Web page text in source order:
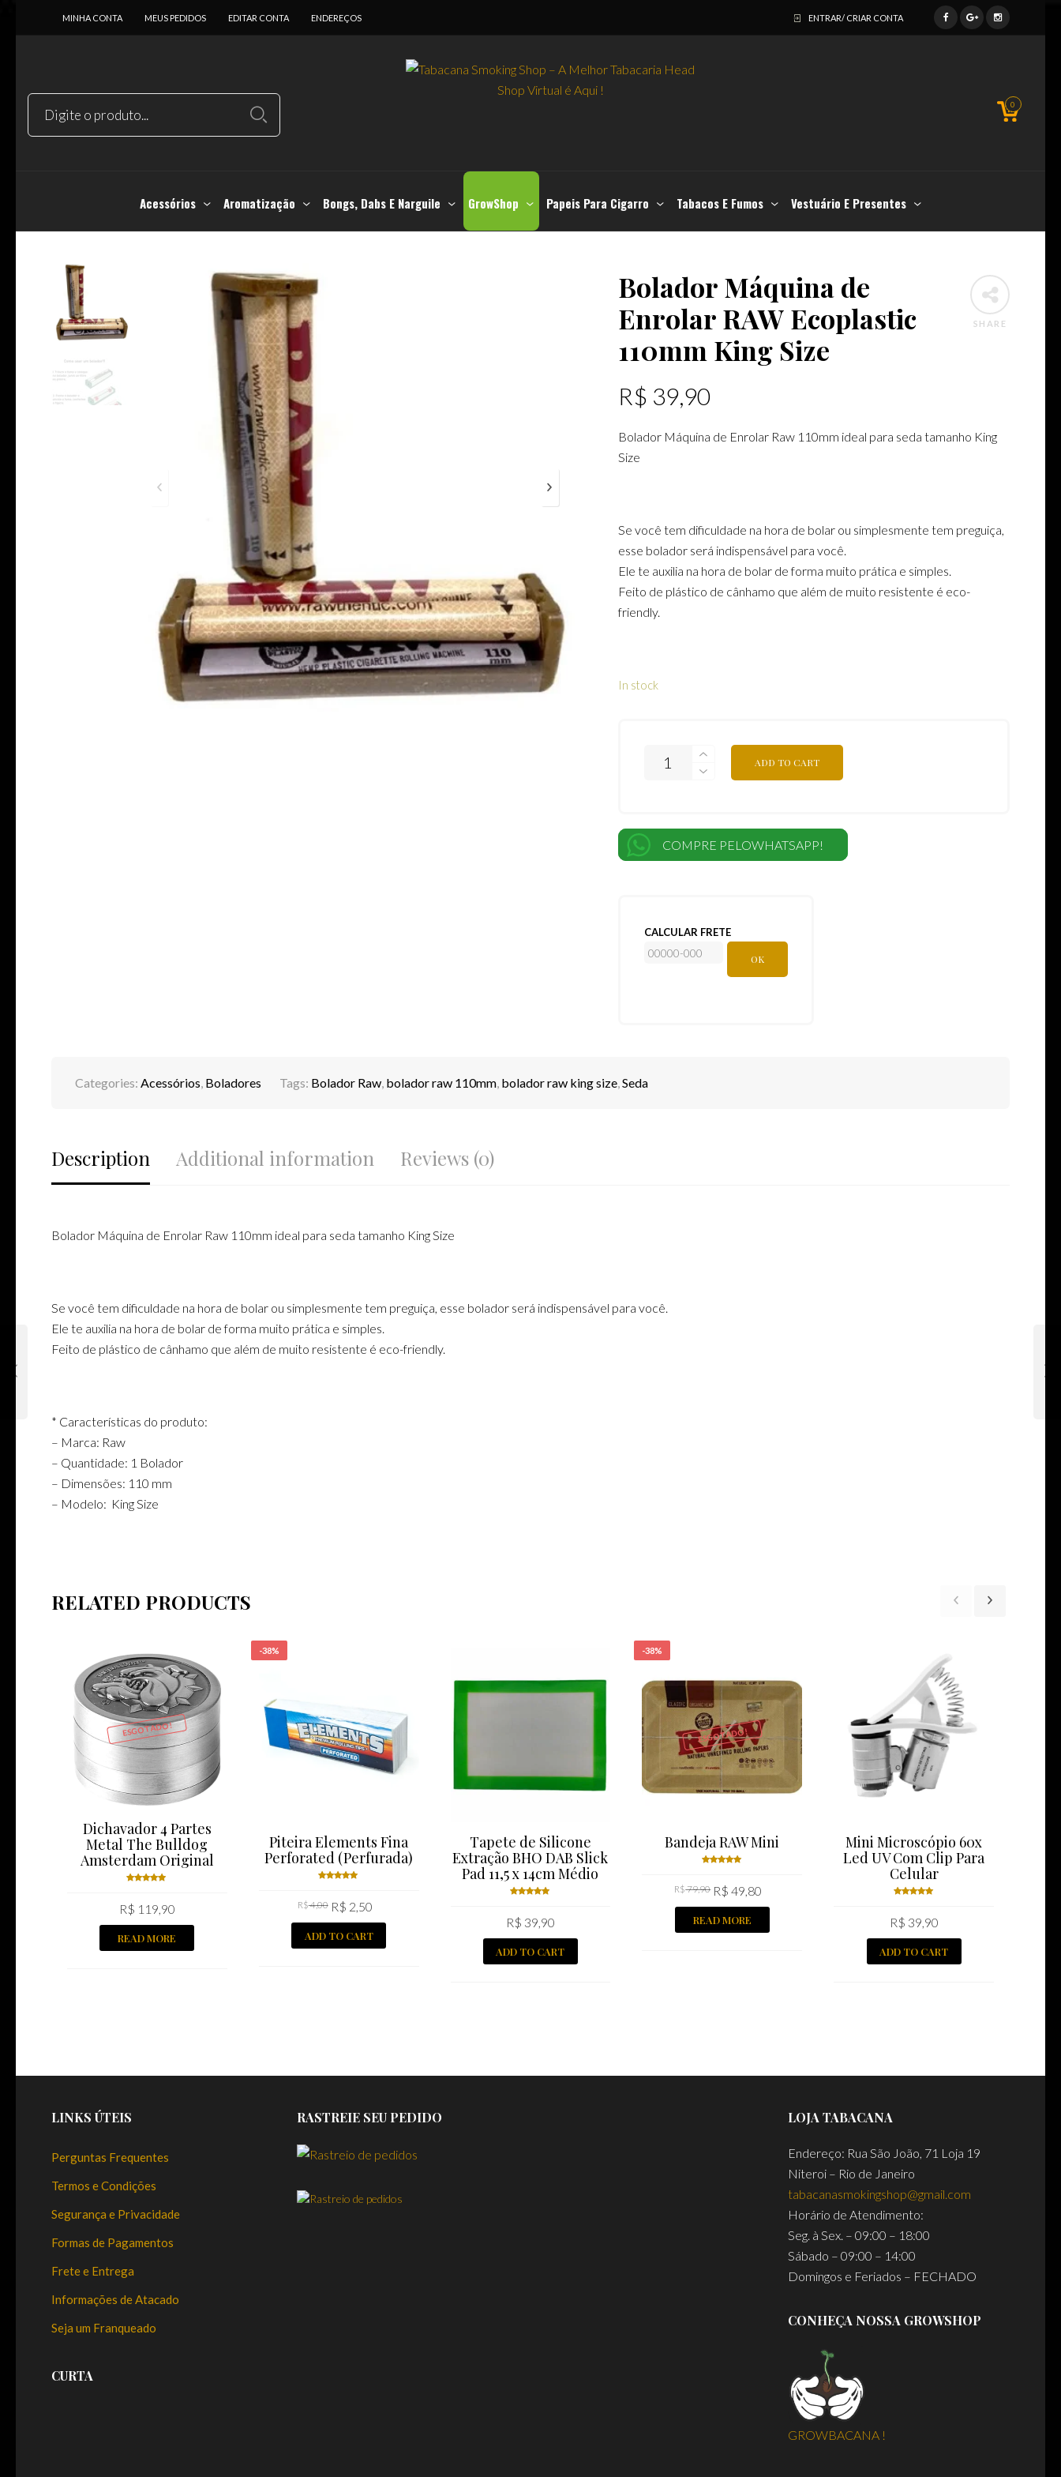
MINHA CONTA MEUS PEDIDOS EDITAR CONTA ENDEREÇOS ENTRAR/ CRIAR CONTA
0
Acessórios Aromatização Bongs, Dabs E Narguile GrowShop Papeis Para Cigarro Tabacos E Fumos Vestuário E Presentes
SHARE
Bolador Máquina de
Enrolar RAW Ecoplastic
110mm King Size
R$ 39,90
Bolador Máquina de Enrolar Raw 110mm ideal para seda tamanho King
Size
Se você tem dificuldade na hora de bolar ou simplesmente tem preguiça,
esse bolador será indispensável para você.
Ele te auxilia na hora de bolar de forma muito prática e simples.
Feito de plástico de cânhamo que além de muito resistente é eco-
friendly.
In stock
ADD TO CART
COMPRE PELOWHATSAPP!
CALCULAR FRETE
OK
Categories: Acessórios, Boladores Tags: Bolador Raw, bolador raw 110mm, bolador raw king size,Seda
Description Additional information Reviews (0)
Bolador Máquina de Enrolar Raw 110mm ideal para seda tamanho King Size
Se você tem dificuldade na hora de bolar ou simplesmente tem preguiça, esse bolador será indispensável para você.
Ele te auxilia na hora de bolar de forma muito prática e simples.
Feito de plástico de cânhamo que além de muito resistente é eco-friendly.
* Características do produto:
– Marca: Raw
– Quantidade: 1 Bolador
– Dimensões: 110 mm
– Modelo: King Size
RELATED PRODUCTS
ESGOTADO!
Dichavador 4 Partes
Metal The Bulldog
Amsterdam Original
5.00 out
of 5
R$ 119,90
READ MORE
-38%
Piteira Elements Fina
Perforated (Perfurada)
5.00out
of 5
R$4,00 R$ 2,50
ADD TO CART
Tapete de Silicone
Extração BHO DAB Slick
Pad 11,5 x 14cm Médio
5.00out
of 5
R$ 39,90
ADD TO CART
-38%
ESGOTADO!
Bandeja RAW Mini
5.00out
of 5
R$79,90 R$ 49,80
READ MORE
Mini Microscópio 60x
Led UV Com Clip Para
Celular
5.00out
of 5
R$ 39,90
ADD TO CART
LINKS ÚTEIS
Perguntas Frequentes
Termos e Condições
Segurança e Privacidade
Formas de Pagamentos
Frete e Entrega
Informações de Atacado
Seja um Franqueado
CURTA
RASTREIE SEU PEDIDO LOJA TABACANA
Endereço: Rua São João, 71 Loja 19
Niteroi – Rio de Janeiro
tabacanasmokingshop@gmail.com
Horário de Atendimento:
Seg. à Sex. – 09:00 – 18:00
Sábado – 09:00 – 14:00
Domingos e Feriados – FECHADO
CONHEÇA NOSSA GROWSHOP
GROWBACANA !